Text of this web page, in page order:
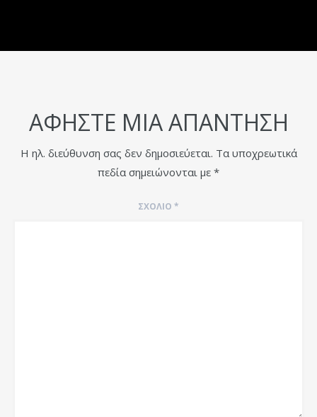
ΑΦΉΣΤΕ ΜΙΑ ΑΠΆΝΤΗΣΗ
Η ηλ. διεύθυνση σας δεν δημοσιεύεται. Τα υποχρεωτικά
πεδία σημειώνονται με *
ΣΧΌΛΙΟ *